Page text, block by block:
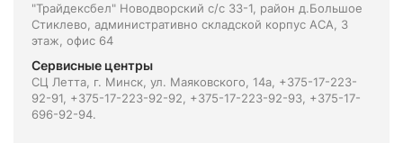
"Трайдексбел" Новодворский с/с 33-1, район д.Большое
Стиклево, административно складской корпус АСА, 3
этаж, офис 64
Сервисные центры
СЦ Летта, г. Минск, ул. Маяковского, 14а, +375-17-223-
92-91, +375-17-223-92-92, +375-17-223-92-93, +375-17-
696-92-94.